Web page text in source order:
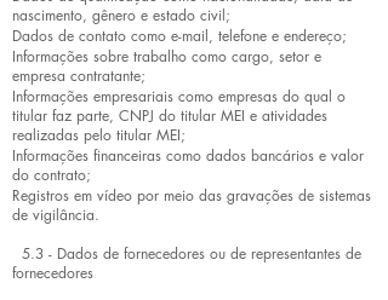
nascimento, gênero e estado civil;
Dados de contato como e-mail, telefone e endereço;
Informações sobre trabalho como cargo, setor e
empresa contratante;
Informações empresariais como empresas do qual o
titular faz parte, CNPJ do titular MEI e atividades
realizadas pelo titular MEI;
Informações financeiras como dados bancários e valor
do contrato;
Registros em vídeo por meio das gravações de sistemas
de vigilância.
5.3 - Dados de fornecedores ou de representantes de
fornecedores